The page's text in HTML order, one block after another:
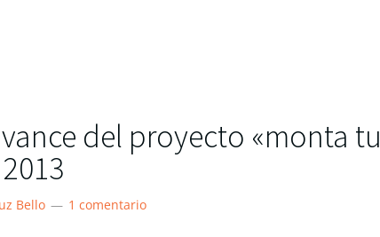
del proyecto «monta tu
Bello 1 comentario